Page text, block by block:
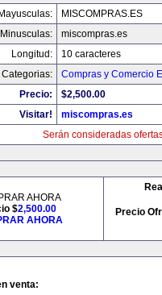
Mayusculas:
MISCOMPRAS.ES
Minusculas:
miscompras.es
Longitud:
10 caracteres
Categorias:
Compras y Comercio
Precio:
$2,500.00
Visitar!
miscompras.es
Serán consideradas
AHORA
$2,500.00
AHORA
Precio
venta: